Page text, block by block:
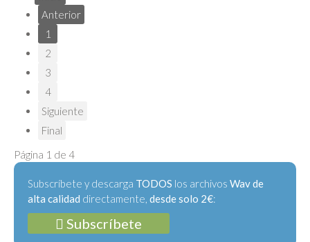
Anterior
1
2
3
4
Siguiente
Final
Página 1 de 4
Subscríbete y descarga TODOS los archivos Wav de
alta calidad directamente, desde solo 2€:
Subscríbete